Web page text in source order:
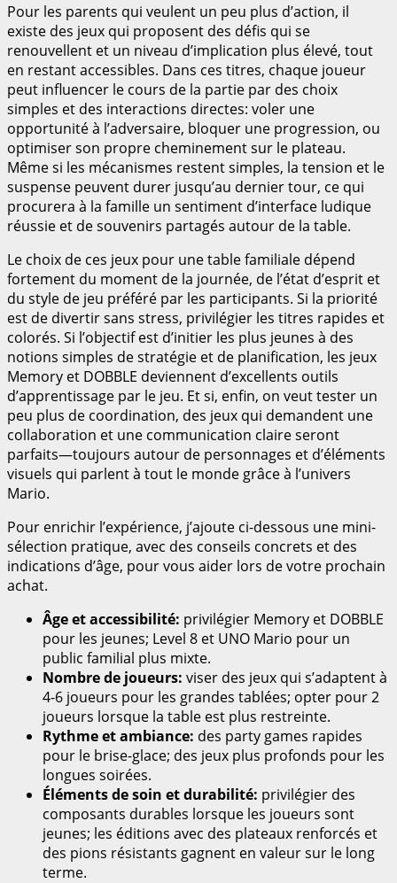
Pour les parents qui veulent un peu plus d’action, il
existe des jeux qui proposent des défis qui se
renouvellent et un niveau d’implication plus élevé, tout
en restant accessibles. Dans ces titres, chaque joueur
peut influencer le cours de la partie par des choix
simples et des interactions directes: voler une
opportunité à l’adversaire, bloquer une progression, ou
optimiser son propre cheminement sur le plateau.
Même si les mécanismes restent simples, la tension et le
suspense peuvent durer jusqu’au dernier tour, ce qui
procurera à la famille un sentiment d’interface ludique
réussie et de souvenirs partagés autour de la table.
Le choix de ces jeux pour une table familiale dépend
fortement du moment de la journée, de l’état d’esprit et
du style de jeu préféré par les participants. Si la priorité
est de divertir sans stress, privilégier les titres rapides et
colorés. Si l’objectif est d’initier les plus jeunes à des
notions simples de stratégie et de planification, les jeux
Memory et DOBBLE deviennent d’excellents outils
d’apprentissage par le jeu. Et si, enfin, on veut tester un
peu plus de coordination, des jeux qui demandent une
collaboration et une communication claire seront
parfaits—toujours autour de personnages et d’éléments
visuels qui parlent à tout le monde grâce à l’univers
Mario.
Pour enrichir l’expérience, j’ajoute ci-dessous une mini-
sélection pratique, avec des conseils concrets et des
indications d’âge, pour vous aider lors de votre prochain
achat.
Âge et accessibilité: privilégier Memory et DOBBLE
pour les jeunes; Level 8 et UNO Mario pour un
public familial plus mixte.
Nombre de joueurs: viser des jeux qui s’adaptent à
4-6 joueurs pour les grandes tablées; opter pour 2
joueurs lorsque la table est plus restreinte.
Rythme et ambiance: des party games rapides
pour le brise-glace; des jeux plus profonds pour les
longues soirées.
Éléments de soin et durabilité: privilégier des
composants durables lorsque les joueurs sont
jeunes; les éditions avec des plateaux renforcés et
des pions résistants gagnent en valeur sur le long
terme.